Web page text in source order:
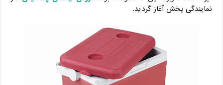
نمایندگی پخش آغاز گردید.